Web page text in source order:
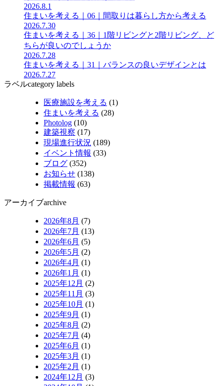
2026.8.1
住まいを考える｜06｜間取りは暮らし方から考える
2026.7.30
住まいを考える｜36｜1階リビングと2階リビング、ど
ちらが良いのでしょうか
2026.7.28
住まいを考える｜31｜バランスの良いデザインとは
2026.7.27
ラベルcategory labels
医療施設を考える (1)
住まいを考える (28)
Photolog (10)
建築視察 (17)
現場進行状況 (189)
イベント情報 (33)
ブログ (352)
お知らせ (138)
掲載情報 (63)
アーカイブarchive
2026年8月 (7)
2026年7月 (13)
2026年6月 (5)
2026年5月 (2)
2026年4月 (1)
2026年1月 (1)
2025年12月 (2)
2025年11月 (3)
2025年10月 (1)
2025年9月 (1)
2025年8月 (2)
2025年7月 (4)
2025年6月 (1)
2025年3月 (1)
2025年2月 (1)
2024年12月 (3)